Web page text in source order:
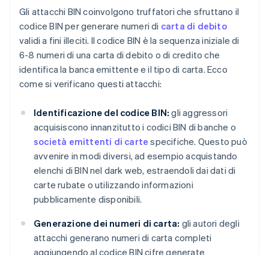
Gli attacchi BIN coinvolgono truffatori che sfruttano il
codice BIN per generare numeri di carta di debito
validi a fini illeciti. Il codice BIN è la sequenza iniziale di
6-8 numeri di una carta di debito o di credito che
identifica la banca emittente e il tipo di carta. Ecco
come si verificano questi attacchi:
Identificazione del codice BIN: gli aggressori
acquisiscono innanzitutto i codici BIN di banche o
società emittenti di carte specifiche. Questo può
avvenire in modi diversi, ad esempio acquistando
elenchi di BIN nel dark web, estraendoli dai dati di
carte rubate o utilizzando informazioni
pubblicamente disponibili.
Generazione dei numeri di carta: gli autori degli
attacchi generano numeri di carta completi
aggiungendo al codice BIN cifre generate